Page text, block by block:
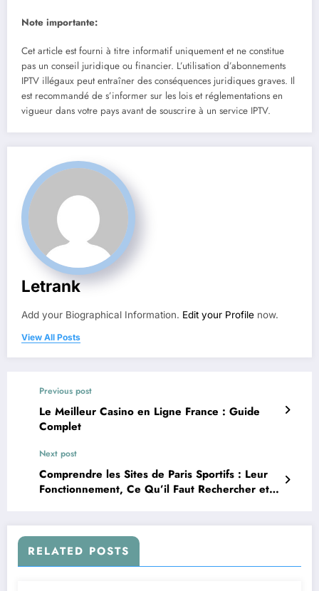
Note importante:
Cet article est fourni à titre informatif uniquement et ne constitue
pas un conseil juridique ou financier. L’utilisation d’abonnements
IPTV illégaux peut entraîner des conséquences juridiques graves. Il
est recommandé de s’informer sur les lois et réglementations en
vigueur dans votre pays avant de souscrire à un service IPTV.
Letrank
Add your Biographical Information. Edit your Profile now.
View All Posts
Previous post
Le Meilleur Casino en Ligne France : Guide
Complet
Next post
Comprendre les Sites de Paris Sportifs : Leur
Fonctionnement, Ce Qu’il Faut Rechercher et
RELATED POSTS